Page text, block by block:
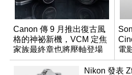
Canon 傳 9 月推出復古風
格的神祕新機，VCM 定焦
家族最終章也將壓軸登場
電
Nikon 發表